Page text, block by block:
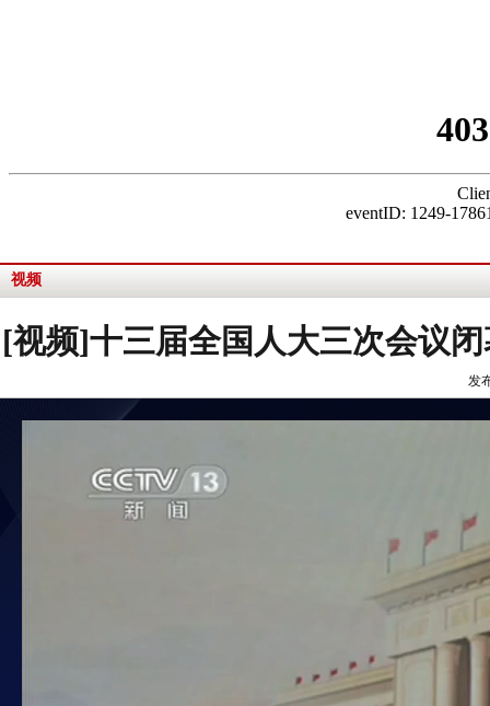
视频
[视频]十三届全国人大三次会议
发